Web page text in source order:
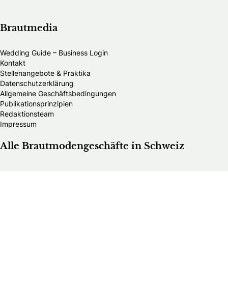
Brautmedia
Wedding Guide – Business Login
Kontakt
Stellenangebote & Praktika
Datenschutzerklärung
Allgemeine Geschäftsbedingungen
Publikationsprinzipien
Redaktionsteam
Impressum
Alle Brautmodengeschäfte in Schweiz